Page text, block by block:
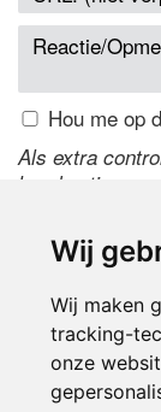
Wij
Wij maken
tracking-
onze
Hou me op
Als extra
handmatige
de code te